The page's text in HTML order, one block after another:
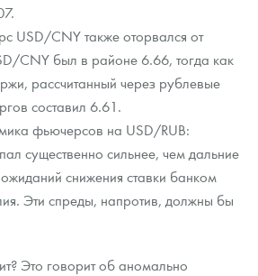
обитатели глубин"
и защите персональных данных
USD/CNY также оторвался от
CNY был в районе 6.66, тогда как
рассчитанный через рублевые
составил 6.61.
фьючерсов на USD/RUB:
существенно сильнее, чем дальние
снижения ставки банком
Эти спреды, напротив, должны бы
Это говорит об аномально